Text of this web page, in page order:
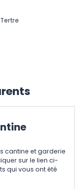
cantine et garderie
sur le lien ci-
qui vous ont été